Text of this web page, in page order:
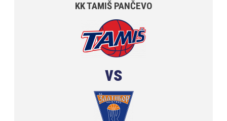
KK TAMIŠ PANČEVO
vs